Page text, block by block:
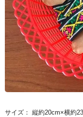
サイズ： 縦約20cm×横約